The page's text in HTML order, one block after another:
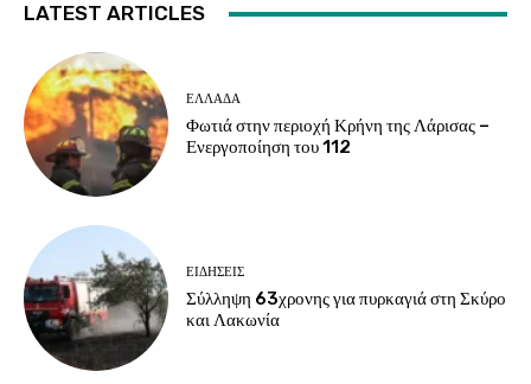
LATEST ARTICLES
ΕΛΛΑΔΑ
Φωτιά στην περιοχή Κρήνη της Λάρισας –
Ενεργοποίηση του 112
ΕΙΔΗΣΕΙΣ
Σύλληψη 63χρονης για πυρκαγιά στη Σκύρο
και Λακωνία